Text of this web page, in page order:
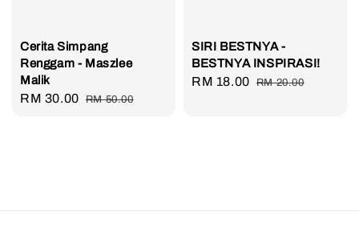
Cerita Simpang
Renggam - Maszlee
Malik
Sale
RM 30.00 Regular
RM 50.00
SIRI BESTNYA -
BESTNYA INSPIRASI!
Sale
RM 18.00 Regular
RM 20.00